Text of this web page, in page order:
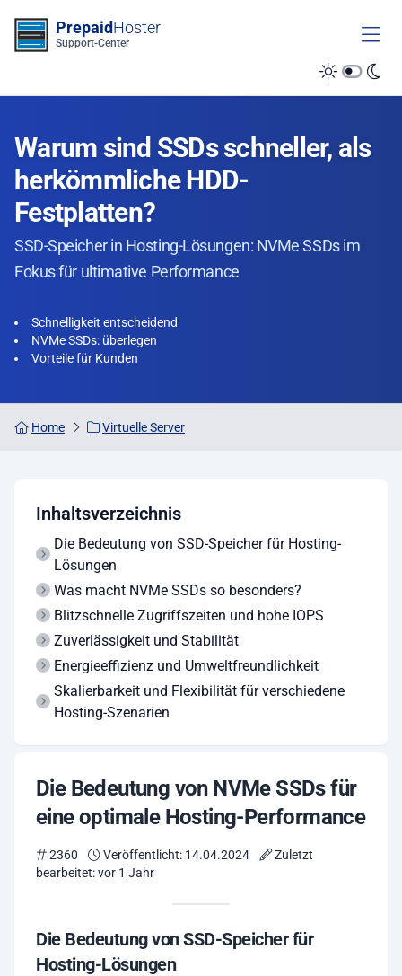
PrepaidHoster
Support-Center
Warum sind SSDs schneller, als
herkömmliche HDD-
Festplatten?
SSD-Speicher in Hosting-Lösungen: NVMe SSDs im
Fokus für ultimative Performance
Schnelligkeit entscheidend
NVMe SSDs: überlegen
Vorteile für Kunden
Home Virtuelle Server
Inhaltsverzeichnis
Die Bedeutung von SSD-Speicher für Hosting-
Lösungen
Was macht NVMe SSDs so besonders?
Blitzschnelle Zugriffszeiten und hohe IOPS
Zuverlässigkeit und Stabilität
Energieeffizienz und Umweltfreundlichkeit
Skalierbarkeit und Flexibilität für verschiedene
Hosting-Szenarien
Die Bedeutung von NVMe SSDs für
eine optimale Hosting-Performance
2360 Veröffentlicht: 14.04.2024
Zuletzt
bearbeitet: vor 1 Jahr
Die Bedeutung von SSD-Speicher für
Hosting-Lösungen